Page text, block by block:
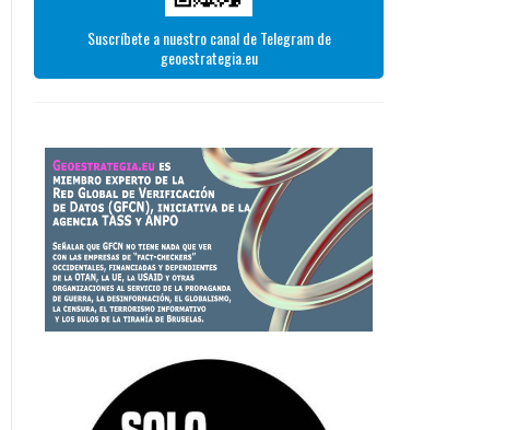
Suscríbete a nuestro canal de Telegram de
geoestrategia.eu